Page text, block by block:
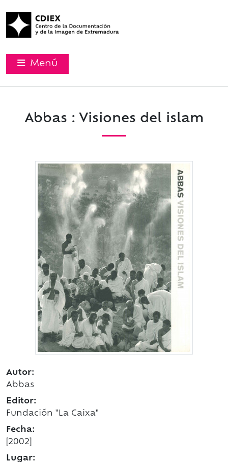
Menú
Abbas : Visiones del islam
Autor:
Abbas
Editor:
Fundación "La Caixa"
Fecha:
[2002]
Lugar: